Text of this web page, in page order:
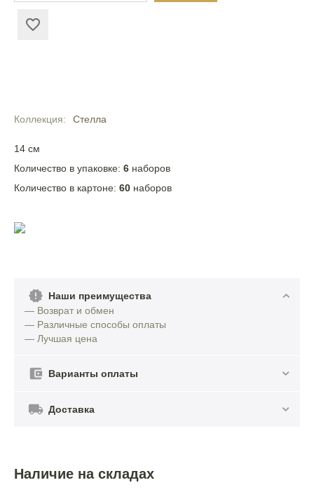
Коллекция Стелла
14 см
Количество в упаковке: 6 наборов
Количество в картоне: 60 наборов
Наши преимущества
— Возврат и обмен
— Различные способы оплаты
— Лучшая цена
Варианты оплаты
Доставка
Наличие на складах